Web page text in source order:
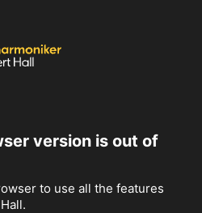
version is out of
to use all the features